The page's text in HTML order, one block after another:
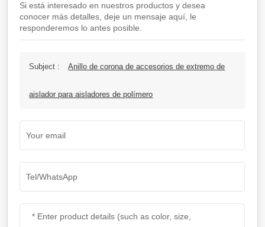
Si está interesado en nuestros productos y desea
conocer más detalles, deje un mensaje aquí, le
responderemos lo antes posible.
Subject : Anillo de corona de accesorios de extremo de
aislador para aisladores de polímero